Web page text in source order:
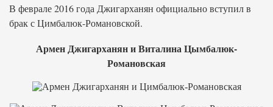
В феврале 2016 года Джигарханян официально вступил в
брак с Цимбалюк-Романовской.
Армен Джигарханян и Виталина Цымбалюк-
Романовская